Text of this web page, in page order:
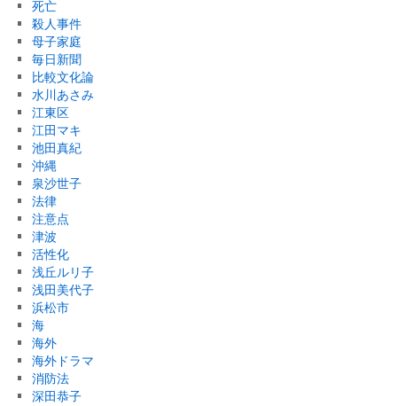
死亡
殺人事件
母子家庭
毎日新聞
比較文化論
水川あさみ
江東区
江田マキ
池田真紀
沖縄
泉沙世子
法律
注意点
津波
活性化
浅丘ルリ子
浅田美代子
浜松市
海
海外
海外ドラマ
消防法
深田恭子